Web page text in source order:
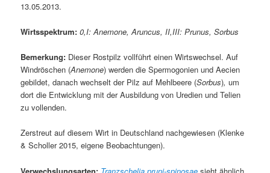
13.05.2013.
Wirtsspektrum: 0,I: Anemone, Aruncus, II,III: Prunus, Sorbus
Bemerkung: Dieser Rostpilz vollführt einen Wirtswechsel. Auf
Windröschen (Anemone) werden die Spermogonien und Aecien
gebildet, danach wechselt der Pilz auf Mehlbeere (Sorbus),um
dort die Entwicklung mit der Ausbildung von Uredien und Telien
zu vollenden.
Zerstreut auf diesem Wirt in Deutschland nachgewiesen (Klenke
& Scholler 2015, eigene Beobachtungen).
Verwechslungsarten: Tranzschelia pruni-spinosae sieht ähnlich